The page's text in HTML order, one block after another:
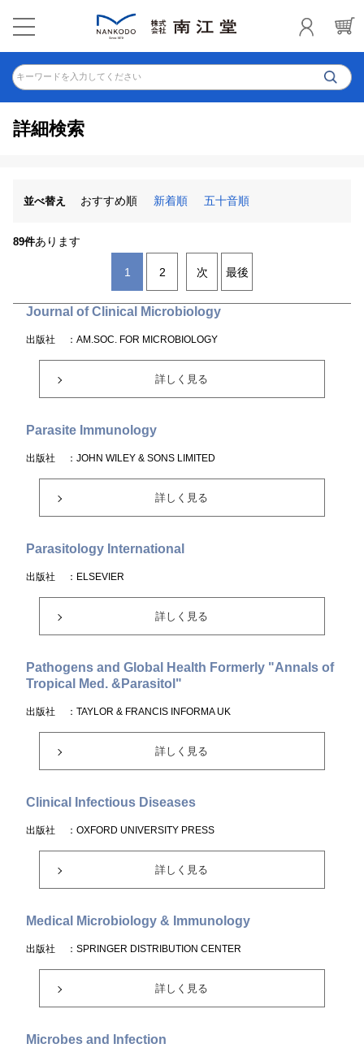
キーワードを入力してください
詳細検索
並べ替え おすすめ順 新着順 五十音順
89件あります
1 2 次 最後
Journal of Clinical Microbiology
出版社 ：AM.SOC. FOR MICROBIOLOGY
詳しく見る
Parasite Immunology
出版社 ：JOHN WILEY & SONS LIMITED
詳しく見る
Parasitology International
出版社 ：ELSEVIER
詳しく見る
Pathogens and Global Health Formerly "Annals of
Tropical Med. &Parasitol"
出版社 ：TAYLOR & FRANCIS INFORMA UK
詳しく見る
Clinical Infectious Diseases
出版社 ：OXFORD UNIVERSITY PRESS
詳しく見る
Medical Microbiology & Immunology
出版社 ：SPRINGER DISTRIBUTION CENTER
詳しく見る
Microbes and Infection